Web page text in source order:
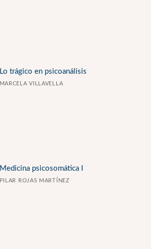
Lo trágico en psicoanálisis
MARCELA VILLAVELLA
Medicina psicosomática I
PILAR ROJAS MARTÍNEZ